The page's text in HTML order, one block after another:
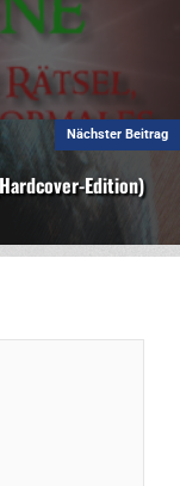
Nächster Beitrag
Edition)